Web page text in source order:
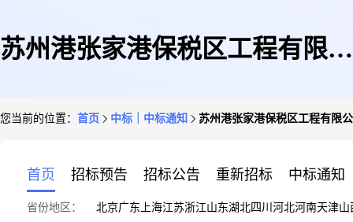
苏州港张家港保税区工程有限公
您当前的位置： 首页 中标｜中标通知 苏州港张家港保税区工程有限
首页 招标预告 招标公告 重新招标 中标通知
省份地区： 北京广东 上海江苏浙江山东湖北四川 河北河南天津山